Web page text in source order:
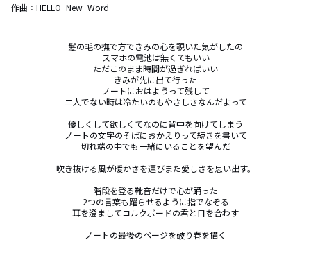
作曲： HELLO_New_Word
髪の毛の撫で方できみの心を覗いた気がしたの
スマホの電池は無くてもいい
ただこのまま時間が過ぎればいい
きみが先に出て行った
ノートにおはようって残して
二人でない時は冷たいのもやさしさなんだよって
優しくして欲しくてなのに背中を向けてしまう
ノートの文字のそばにおかえりって続きを書いて
切れ端の中でも一緒にいることを望んだ
吹き抜ける風が暖かさを運びまた愛しさを思い出す。
階段を登る靴音だけで心が踊った
2つの言葉も躍らせるように指でなぞる
耳を澄ましてコルクボードの君と目を合わす
ノートの最後のページを破り春を描く